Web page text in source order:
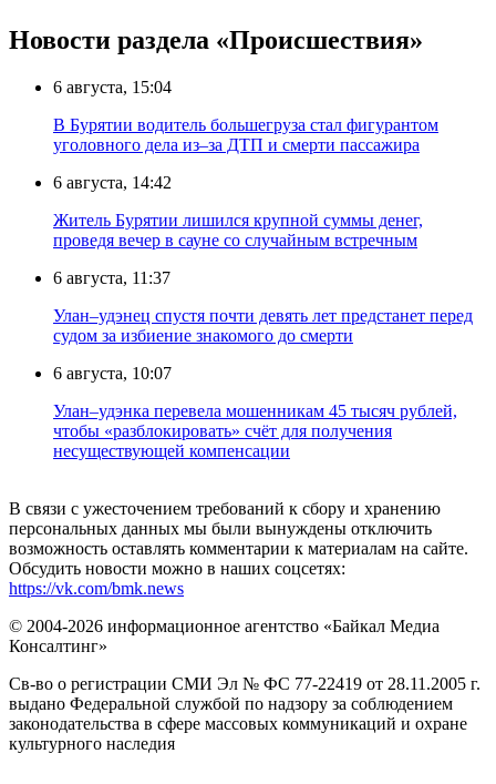
Новости раздела «Происшествия»
6 августа, 15:04
В Бурятии водитель большегруза стал фигурантом
уголовного дела из–за ДТП и смерти пассажира
6 августа, 14:42
Житель Бурятии лишился крупной суммы денег,
проведя вечер в сауне со случайным встречным
6 августа, 11:37
Улан–удэнец спустя почти девять лет предстанет перед
судом за избиение знакомого до смерти
6 августа, 10:07
Улан–удэнка перевела мошенникам 45 тысяч рублей,
чтобы «разблокировать» счёт для получения
несуществующей компенсации
В связи с ужесточением требований к сбору и хранению
персональных данных мы были вынуждены отключить
возможность оставлять комментарии к материалам на сайте.
Обсудить новости можно в наших соцсетях:
https://vk.com/bmk.news
© 2004-2026 информационное агентство «Байкал Медиа
Консалтинг»
Св-во о регистрации СМИ Эл № ФС 77-22419 от 28.11.2005 г.
выдано Федеральной службой по надзору за соблюдением
законодательства в сфере массовых коммуникаций и охране
культурного наследия